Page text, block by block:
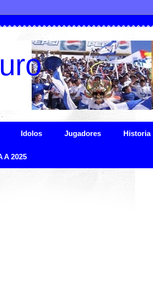
Idolos Jugadores Historia
A 2025